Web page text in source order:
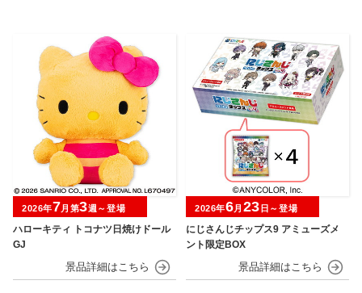
ハローキティ トコナツ日焼けドール
GJ
2026年7月第3週～登場
にじさんじチップス9 アミューズメ
ント限定BOX
2026年6月 23 日～登場